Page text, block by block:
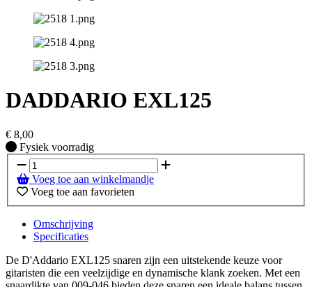
DADDARIO EXL125
€ 8,00
Fysiek voorradig
Fysiek voorradig
Voeg toe aan winkelmandje
Voeg toe aan favorieten
Omschrijving
Specificaties
De D'Addario EXL125 snaren zijn een uitstekende keuze voor
gitaristen die een veelzijdige en dynamische klank zoeken. Met een